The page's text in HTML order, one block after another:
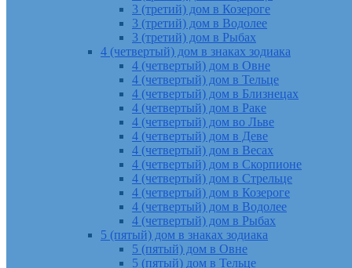
3 (третий) дом в Козероге
3 (третий) дом в Водолее
3 (третий) дом в Рыбах
4 (четвертый) дом в знаках зодиака
4 (четвертый) дом в Овне
4 (четвертый) дом в Тельце
4 (четвертый) дом в Близнецах
4 (четвертый) дом в Раке
4 (четвертый) дом во Льве
4 (четвертый) дом в Деве
4 (четвертый) дом в Весах
4 (четвертый) дом в Скорпионе
4 (четвертый) дом в Стрельце
4 (четвертый) дом в Козероге
4 (четвертый) дом в Водолее
4 (четвертый) дом в Рыбах
5 (пятый) дом в знаках зодиака
5 (пятый) дом в Овне
5 (пятый) дом в Тельце